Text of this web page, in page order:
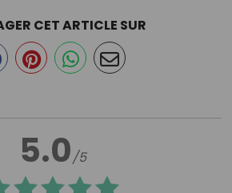
5.0/5
CET ARTICLE SUR